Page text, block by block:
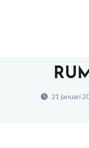
21 januari